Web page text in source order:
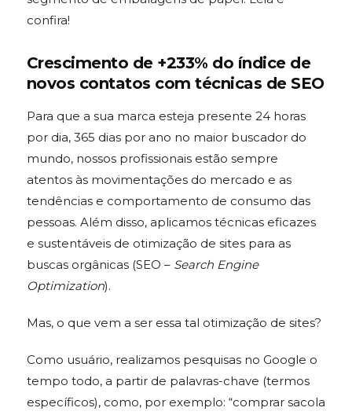
confira!
Crescimento de +233% do índice de
novos contatos com técnicas de SEO
Para que a sua marca esteja presente 24 horas
por dia, 365 dias por ano no maior buscador do
mundo, nossos profissionais estão sempre
atentos às movimentações do mercado e as
tendências e comportamento de consumo das
pessoas. Além disso, aplicamos técnicas eficazes
e sustentáveis de otimização de sites para as
buscas orgânicas (SEO –Search Engine
Optimization).
Mas, o que vem a ser essa tal otimização de sites?
Como usuário, realizamos pesquisas no Google o
tempo todo, a partir de palavras-chave (termos
específicos), como, por exemplo: “comprar sacola